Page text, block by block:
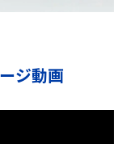
ジ動画